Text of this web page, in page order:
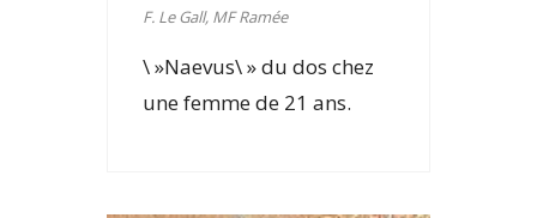
F. Le Gall, MF Ramée
\ »Naevus\ » du dos chez
une femme de 21 ans.